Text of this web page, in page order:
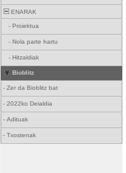
ENARAK
- Proiektua
- Nola parte hartu
- Hitzaldiak
Bioblitz
- Zer da Bioblitz bat
- 2022ko Deialdia
- Adituak
- Txostenak